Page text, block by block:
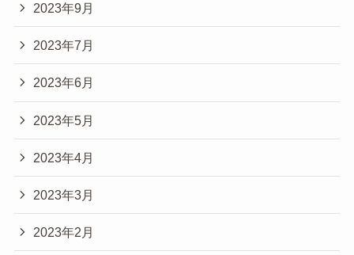
2023年9月
2023年7月
2023年6月
2023年5月
2023年4月
2023年3月
2023年2月